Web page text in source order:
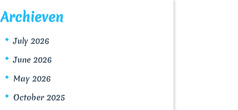
Archieven
July 2026
June 2026
May 2026
October 2025